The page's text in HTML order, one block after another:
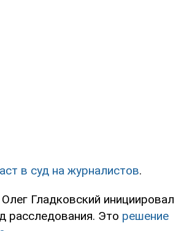
в суд на журналистов.
Гладковский инициировал
расследования. Это решение